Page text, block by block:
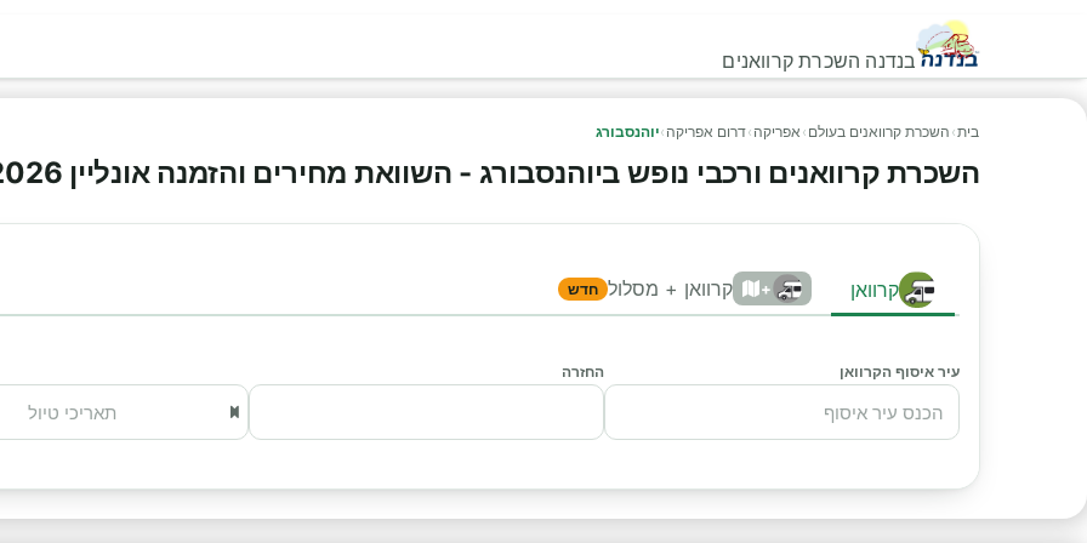
בנדנה השכרת קרוואנים
בית› השכרת קרוואנים בעולם › אפריקה ›דרום אפריקה ›יוהנסבורג
השכרת קרוואנים ורכבי נופש ביוהנסבורג - השוואת מחירים והזמנה אונליין 2026
קרוואן + קרוואן + מסלול חדש
עיר איסוף הקרוואן החזרה